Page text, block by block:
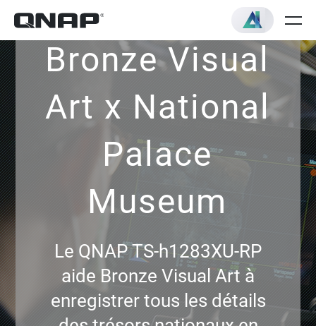
Bronze Visual
Art x National
Palace
Museum
Le QNAP TS-h1283XU-RP
aide Bronze Visual Art à
enregistrer tous les détails